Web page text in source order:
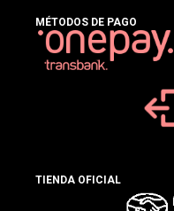
MÉTODOS DE PAGO
TIENDA OFICIAL